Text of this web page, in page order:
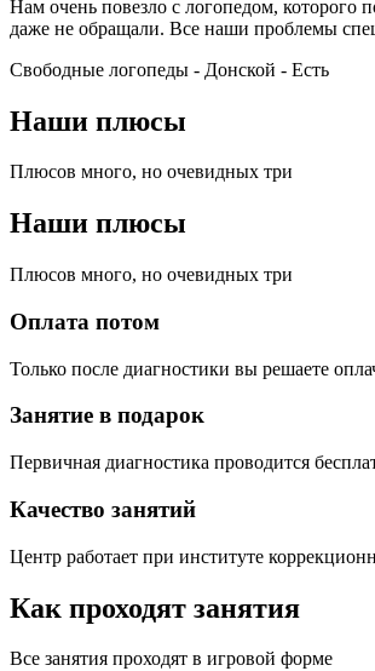
Нам очень повезло с логопедом,
даже не обращали. Все наши проблемы
Свободные логопеды - Донской - Есть
Наши плюсы
Плюсов много, но очевидных три
Наши плюсы
Плюсов много, но очевидных три
Оплата потом
Только после диагностики вы решаете
Занятие в подарок
Первичная диагностика проводится
Качество занятий
Центр работает при институте
Как проходят занятия
Все занятия проходят в игровой форме